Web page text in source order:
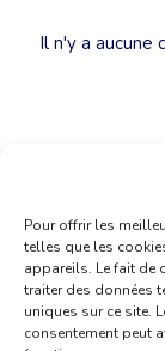
Pour offrir les
telles que les
appareils. Le fait de
traiter des données
uniques sur ce site.
consentement peut
Il n'y a aucune